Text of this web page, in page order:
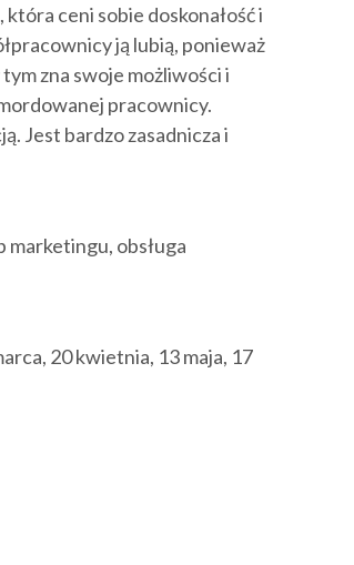
ceni sobie doskonałość i
ją lubią, ponieważ
zna swoje możliwości i
pracownicy.
Jest bardzo zasadnicza i
marketingu, obsługa
20 kwietnia, 13 maja, 17